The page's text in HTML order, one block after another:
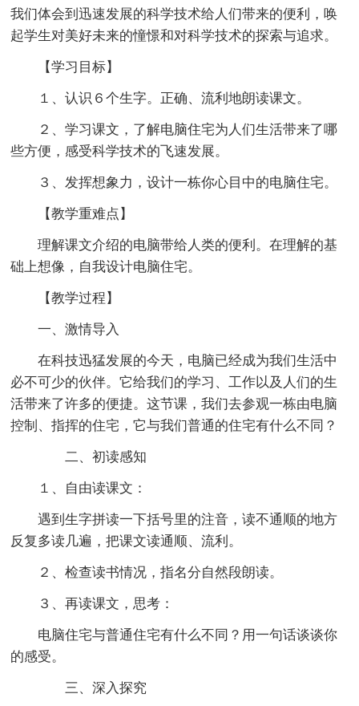
我们体会到迅速发展的科学技术给人们带来的便利，唤
起学生对美好未来的憧憬和对科学技术的探索与追求。
【学习目标】
１、认识６个生字。正确、流利地朗读课文。
２、学习课文，了解电脑住宅为人们生活带来了哪
些方便，感受科学技术的飞速发展。
３、发挥想象力，设计一栋你心目中的电脑住宅。
【教学重难点】
理解课文介绍的电脑带给人类的便利。在理解的基
础上想像，自我设计电脑住宅。
【教学过程】
一、激情导入
在科技迅猛发展的今天，电脑已经成为我们生活中
必不可少的伙伴。它给我们的学习、工作以及人们的生
活带来了许多的便捷。这节课，我们去参观一栋由电脑
控制、指挥的住宅，它与我们普通的住宅有什么不同？
二、初读感知
１、自由读课文：
遇到生字拼读一下括号里的注音，读不通顺的地方
反复多读几遍，把课文读通顺、流利。
２、检查读书情况，指名分自然段朗读。
３、再读课文，思考：
电脑住宅与普通住宅有什么不同？用一句话谈谈你
的感受。
三、深入探究